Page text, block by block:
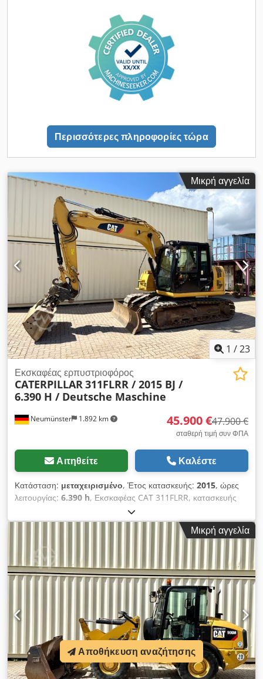
Περισσότερες πληροφορίες τώρα
Μικρή αγγελία
1 /23
Neumünster 1.892 km
Εκσκαφέας ερπυστριοφόρος
CATERPILLAR311FLRR / 2015 BJ /
6.390 H / Deutsche Maschine
45.900 €47.900 €
σταθερή τιμή συν ΦΠΑ
Αιτηθείτε Καλέστε
Κατάσταση: μεταχειρισμένο, Έτος κατασκευής: 2015, ώρες
λειτουργίας: 6.390 h, Εκσκαφέας CAT 311FLRR, κατασκευής
2015, με μόλις 6.390 ώρες λειτουργίας! ---- * Κατασκευαστής:
CAT * Τύπος: 311FL RR * Έτος κατασκευής: 2015 * Συνολικές
ώρες λειτουργίας: περίπου 6.390 * Τελευταία συντήρηση στις
περίπου 5.960 ώρες * Περιλαμβάνει υδραυλικό σύστημα
γρήγορης αλλαγής εξαρτημάτων CW20 * Περιλαμβάνει
υδραυλικό πτυσσόμενο κάδο * Γερμανικής κατασκευής *
Πρώτος ιδιοκτήτης * Ελαστικά πέλματα * Πλάκα προστασίας *
Κλιματισμός * Κάμερα οπισθοπορείας * Εξοπλισμένο με
σωληνώσεις * Σε καλή κατάσταση! * Συνολική κατάσταση του
πλαισίου: περίπου 40-50% * Περισσότερες φωτογραφίες και
βίντεο διαθέσιμα κατόπιν αιτήματος (μέσω WhatsApp στον
Erik) * Τιμή: 45.900 ευρώ, καθαρά + 19% ΦΠΑ. ---- Cedpfxjy
Sdlzs Actoha Για περαιτέρω ερωτήσεις, παρακαλούμε καλέστε:
Erik Kortum: WhatsApp Όλες οι πληροφορίες παρέχονται
Μικρή αγγελία
Αποθήκευση αναζήτησης